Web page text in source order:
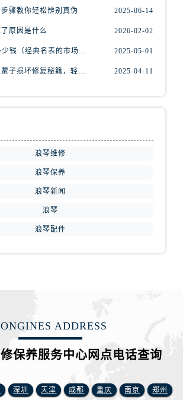
福建省南平市建阳区人民西路浪琴售后服务中心（需提前预约）
江苏省宿迁市宿城区西湖路浪琴售后服务中心（需提前预约）
江西省抚州市临川区赣东大道浪琴售后服务中心（需提前预约）
江西省吉安市吉州区井冈山大道浪琴售后服务中心（需提前预约）
骤教你轻松辨别真伪 2025-06-14
原因是什么 2026-02-02
20年前买浪琴多少钱（经典名表的市场价值回顾） 2025-05-01
揭秘浪琴手表表蒙子损坏修复秘籍，轻松重获透明之美！ 2025-04-11
浪琴维修
浪琴保养
浪琴新闻
浪琴
浪琴配件
ADDRESS
保养服务中心网点电话查询
深圳 天津 成都 重庆 南京 郑州